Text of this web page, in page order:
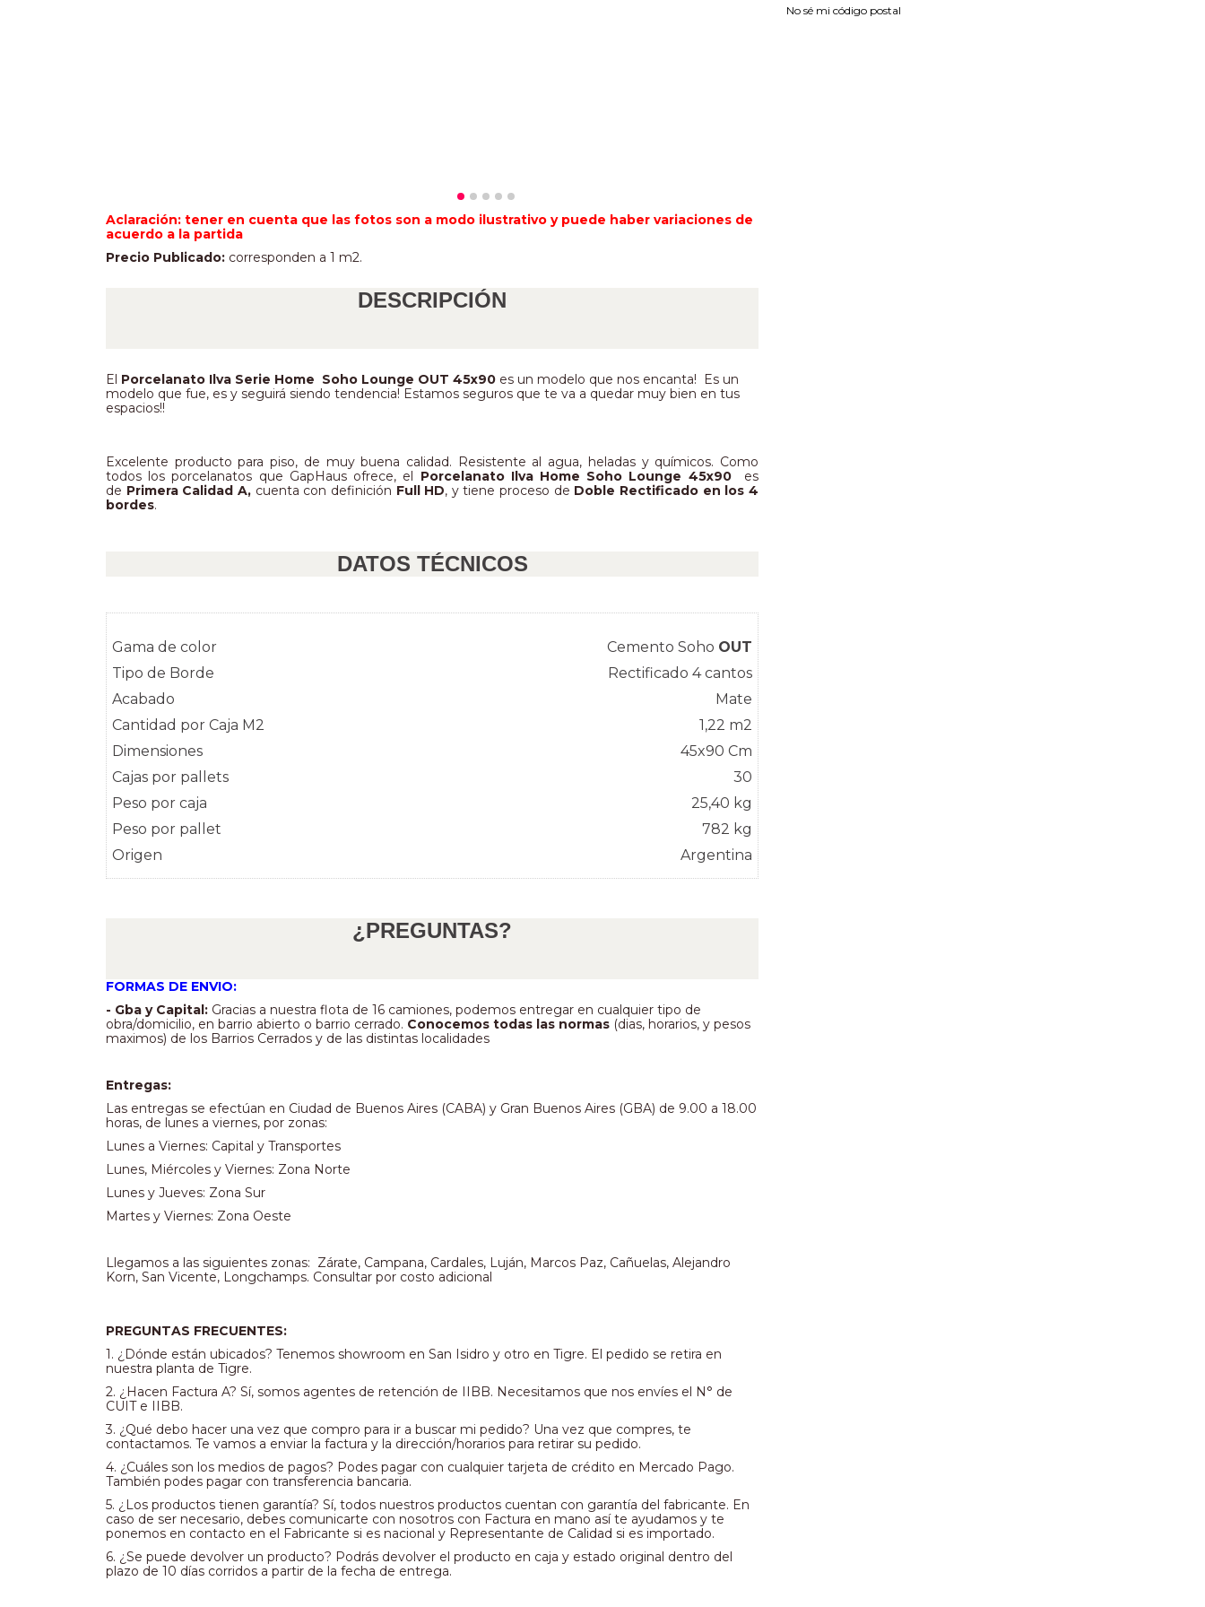
Aclaración: tener en cuenta que las fotos son a modo ilustrativo y puede haber variaciones de
acuerdo a la partida
Precio Publicado: corresponden a 1 m2.
DESCRIPCIÓN
El Porcelanato Ilva Serie Home  Soho Lounge OUT 45x90 es un modelo que nos encanta!  Es un
modelo que fue, es y seguirá siendo tendencia! Estamos seguros que te va a quedar muy bien en tus
espacios!!
Excelente producto para piso, de muy buena calidad. Resistente al agua, heladas y químicos. Como
todos los porcelanatos que GapHaus ofrece, el Porcelanato Ilva Home Soho Lounge 45x90 es
de Primera Calidad A, cuenta con definición Full HD, y tiene proceso de Doble Rectificado en los 4
bordes.
DATOS TÉCNICOS
Gama de color Cemento Soho OUT
Tipo de Borde
Rectificado 4 cantos
Acabado
Mate
Cantidad por Caja M2
1,22 m2
Dimensiones
45x90 Cm
Cajas por pallets
30
Peso por caja
25,40 kg
Peso por pallet
782 kg
Origen
Argentina
¿PREGUNTAS?
FORMAS DE ENVIO:
- Gba y Capital: Gracias a nuestra flota de 16 camiones, podemos entregar en cualquier tipo de
obra/domicilio, en barrio abierto o barrio cerrado. Conocemos todas las normas (dias, horarios, y pesos
maximos) de los Barrios Cerrados y de las distintas localidades
Entregas:
Las entregas se efectúan en Ciudad de Buenos Aires (CABA) y Gran Buenos Aires (GBA) de 9.00 a 18.00
horas, de lunes a viernes, por zonas:
Lunes a Viernes: Capital y Transportes
Lunes, Miércoles y Viernes: Zona Norte
Lunes y Jueves: Zona Sur
Martes y Viernes: Zona Oeste
Llegamos a las siguientes zonas:  Zárate, Campana, Cardales, Luján, Marcos Paz, Cañuelas, Alejandro
Korn, San Vicente, Longchamps. Consultar por costo adicional
PREGUNTAS FRECUENTES:
1. ¿Dónde están ubicados? Tenemos showroom en San Isidro y otro en Tigre. El pedido se retira en
nuestra planta de Tigre.
2. ¿Hacen Factura A? Sí, somos agentes de retención de IIBB. Necesitamos que nos envíes el N° de
CUIT e IIBB.
3. ¿Qué debo hacer una vez que compro para ir a buscar mi pedido? Una vez que compres, te
contactamos. Te vamos a enviar la factura y la dirección/horarios para retirar su pedido.
4. ¿Cuáles son los medios de pagos? Podes pagar con cualquier tarjeta de crédito en Mercado Pago.
También podes pagar con transferencia bancaria.
5. ¿Los productos tienen garantía? Sí, todos nuestros productos cuentan con garantía del fabricante. En
caso de ser necesario, debes comunicarte con nosotros con Factura en mano así te ayudamos y te
ponemos en contacto en el Fabricante si es nacional y Representante de Calidad si es importado.
6. ¿Se puede devolver un producto? Podrás devolver el producto en caja y estado original dentro del
plazo de 10 días corridos a partir de la fecha de entrega.
No sé mi código postal